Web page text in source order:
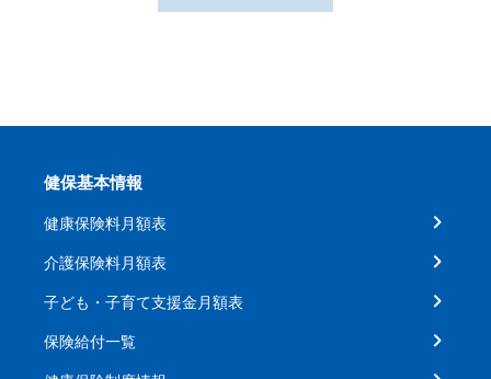
健保基本情報
健康保険料月額表
介護保険料月額表
子ども・子育て支援金月額表
保険給付一覧